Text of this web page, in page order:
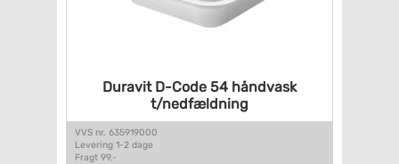
Duravit D-Code 54 håndvask
t/nedfældning
VVS nr. 635919000
Levering 1-2 dage
Fragt 99,-